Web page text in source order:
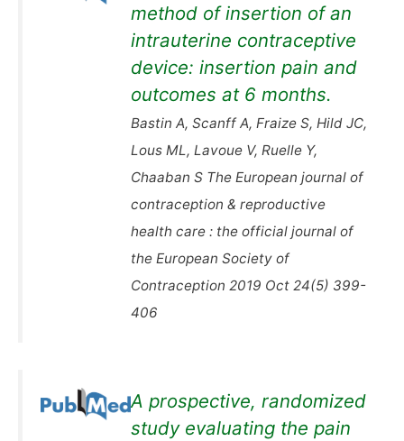
method of insertion of an
intrauterine contraceptive
device: insertion pain and
outcomes at 6 months.
Bastin A, Scanff A, Fraize S, Hild JC,
Lous ML, Lavoue V, Ruelle Y,
Chaaban S The European journal of
contraception & reproductive
health care : the official journal of
the European Society of
Contraception 2019 Oct 24(5) 399-
406
A prospective, randomized
study evaluating the pain